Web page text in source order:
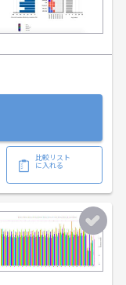
比較リスト
に入れる